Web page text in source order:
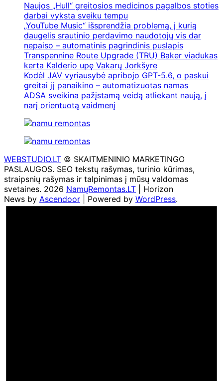
Naujos „Hull“ greitosios medicinos pagalbos stoties
darbai vyksta sveiku tempu
„YouTube Music“ išsprendžia problemą, į kurią
daugelis srautinio perdavimo naudotojų vis dar
nepaiso – automatinis pagrindinis puslapis
Transpennine Route Upgrade (TRU) Baker viadukas
kerta Kalderio upę Vakarų Jorkšyre
Kodėl JAV vyriausybė apribojo GPT-5.6, o paskui
greitai jį panaikino – automatizuotas namas
ADSA sveikina pažįstamą veidą atliekant naują, į
narį orientuotą vaidmenį
WEBSTUDIO.LT © SKAITMENINIO MARKETINGO
PASLAUGOS. SEO tekstų rašymas, turinio kūrimas,
straipsnių rašymas ir talpinimas į mūsų valdomas
svetaines. 2026 NamųRemontas.LT | Horizon
News by Ascendoor | Powered by WordPress.